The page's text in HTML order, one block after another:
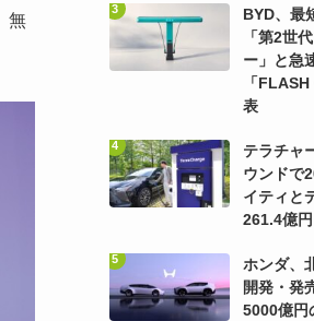
無
BYD、最
「第2世
ー」と急
「
表
テラチャ
ウンドで
イティと
261.4億円
ホンダ、
開発・発
5000億円